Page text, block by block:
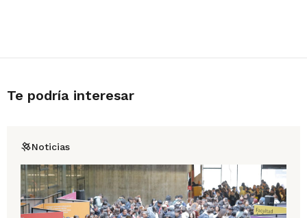
Te podría interesar
Noticias